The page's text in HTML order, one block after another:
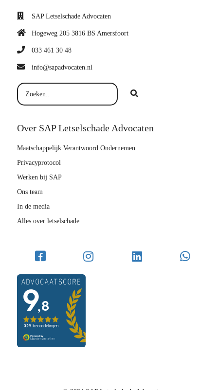
SAP Letselschade Advocaten
Hogeweg 205 3816 BS Amersfoort
033 461 30 48
info@sapadvocaten.nl
Over SAP Letselschade Advocaten
Maatschappelijk Verantwoord Ondernemen
Privacyprotocol
Werken bij SAP
Ons team
In de media
Alles over letselschade